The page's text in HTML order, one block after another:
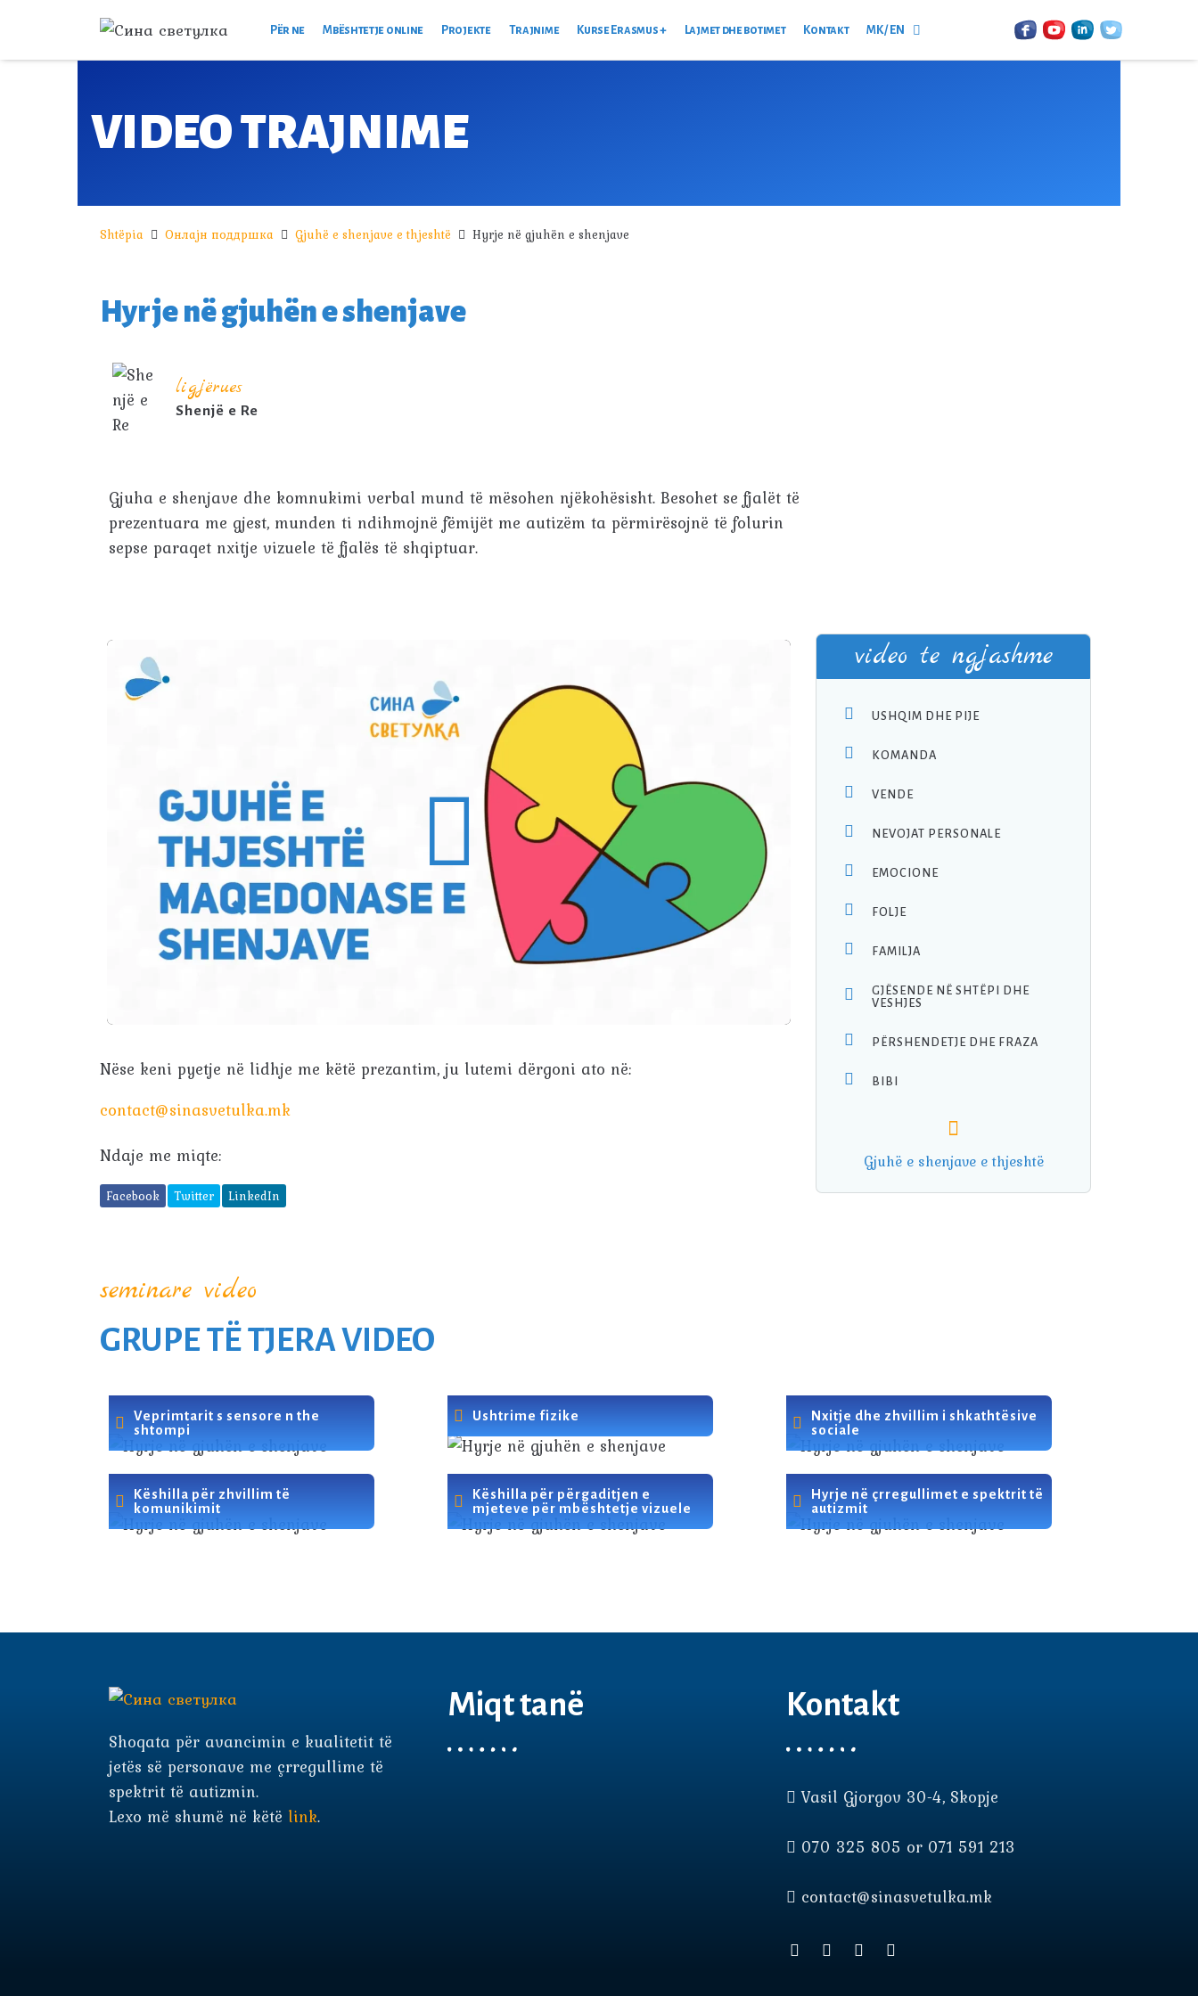
Për ne Mbështetje online Projekte Trajnime Kurse Erasmus + Lajmet dhe botimet Kontakt MK / EN
VIDEO TRAJNIME
Shtëpia Онлајн поддршка Gjuhë e shenjave e thjeshtë Hyrje në gjuhën e shenjave
Hyrje në gjuhën e shenjave
ligjërues
Shenjë e Re
Gjuha e shenjave dhe komnukimi verbal mund të mësohen njëkohësisht. Besohet se fjalët të
prezentuara me gjest, munden ti ndihmojnë fëmijët me autizëm ta përmirësojnë të folurin
sepse paraqet nxitje vizuele të fjalës të shqiptuar.
Nëse keni pyetje në lidhje me këtë prezantim, ju lutemi dërgoni ato në:
contact@sinasvetulka.mk
Ndaje me miqte:
Facebook Twitter LinkedIn
video te ngjashme
USHQIM DHE PIJE
KOMANDA
VENDE
NEVOJAT PERSONALE
EMOCIONE
FOLJE
FAMILJA
GJËSENDE NË SHTËPI DHE
VESHJES
PËRSHENDETJE DHE FRAZA
BIBI
Gjuhë e shenjave e thjeshtë
seminare video
GRUPE TË TJERA VIDEO
Veprimtarit s sensore n the
shtompi
Ushtrime fizike
Nxitje dhe zhvillim i shkathtësive
sociale
Këshilla për zhvillim të
komunikimit
Këshilla për përgaditjen e
mjeteve për mbështetje vizuele
Hyrje në çrregullimet e spektrit të
autizmit
Shoqata për avancimin e kualitetit të
jetës së personave me çrregullime të
spektrit të autizmin.
Lexo më shumë në këtë link.
Miqt tanë Kontakt
Vasil Gjorgov 30-4, Skopje
070 325 805 or 071 591 213
contact@sinasvetulka.mk
Нашата веб страница користи колачиња (cookies) за да Ви овозможи подобро корисничко искуство.